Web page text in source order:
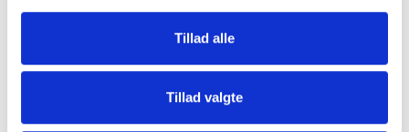
Tillad alle
Tillad valgte